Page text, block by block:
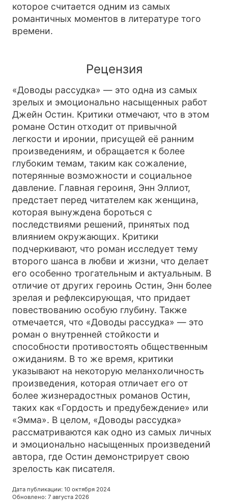
которое считается одним из самых
романтичных моментов в литературе того
времени.
Рецензия
«Доводы рассудка» — это одна из самых
зрелых и эмоционально насыщенных работ
Джейн Остин. Критики отмечают, что в этом
романе Остин отходит от привычной
легкости и иронии, присущей её ранним
произведениям, и обращается к более
глубоким темам, таким как сожаление,
потерянные возможности и социальное
давление. Главная героиня, Энн Эллиот,
предстает перед читателем как женщина,
которая вынуждена бороться с
последствиями решений, принятых под
влиянием окружающих. Критики
подчеркивают, что роман исследует тему
второго шанса в любви и жизни, что делает
его особенно трогательным и актуальным. В
отличие от других героинь Остин, Энн более
зрелая и рефлексирующая, что придает
повествованию особую глубину. Также
отмечается, что «Доводы рассудка» — это
роман о внутренней стойкости и
способности противостоять общественным
ожиданиям. В то же время, критики
указывают на некоторую меланхоличность
произведения, которая отличает его от
более жизнерадостных романов Остин,
таких как «Гордость и предубеждение» или
«Эмма». В целом, «Доводы рассудка»
рассматриваются как одно из самых личных
и эмоционально насыщенных произведений
автора, где Остин демонстрирует свою
зрелость как писателя.
Дата публикации: 10 октября 2024
Обновлено: 7 августа 2026